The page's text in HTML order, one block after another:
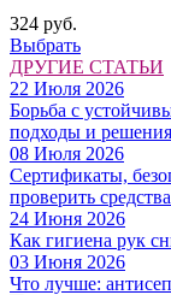
324 руб.
Выбрать
ДРУГИЕ СТАТЬИ
22 Июля 2026
Борьба с
подходы и решения
08 Июля 2026
Сертификаты,
проверить
24 Июня 2026
Как гигиена рук
03 Июня 2026
Что лучше: